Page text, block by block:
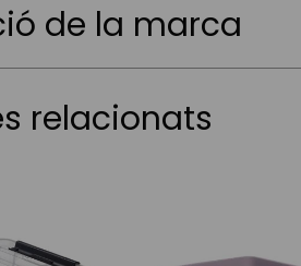
de la marca
relacionats